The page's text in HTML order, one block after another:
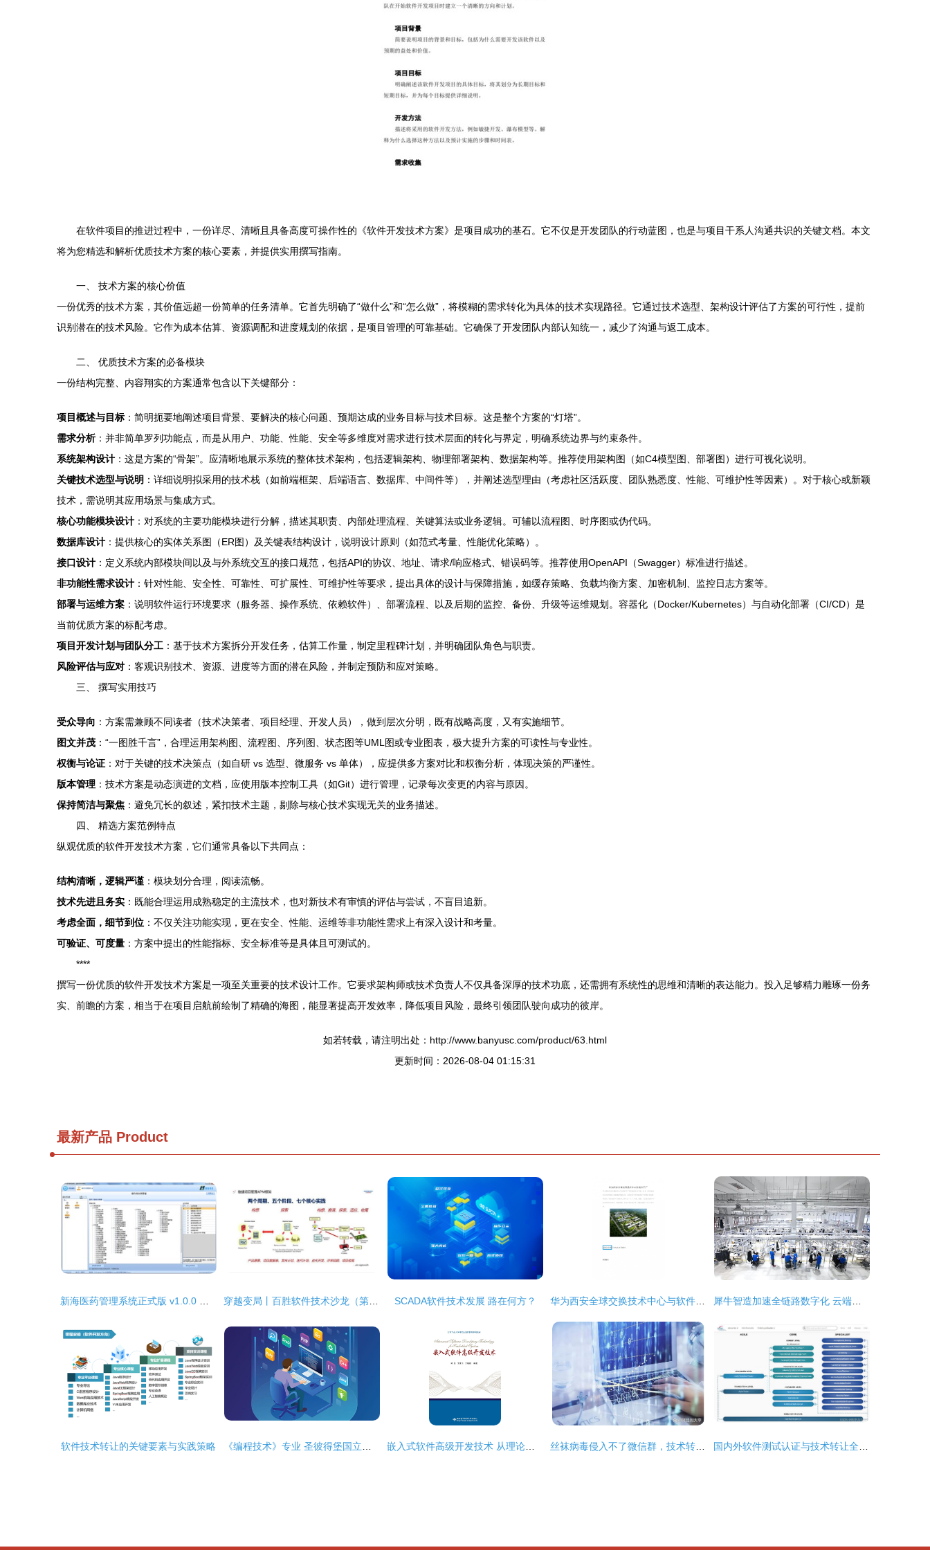
在软件项目的推进过程中，一份详尽、清晰且具备高度可操作性的《软件开发技术方案》是项目成功的基石。它不仅是开发团队的行动蓝图，也是与项目干系人沟通共识的关键文档。本文
将为您精选和解析优质技术方案的核心要素，并提供实用撰写指南。
一、 技术方案的核心价值
一份优秀的技术方案，其价值远超一份简单的任务清单。它首先明确了“做什么”和“怎么做”，将模糊的需求转化为具体的技术实现路径。它通过技术选型、架构设计评估了方案的可行性，提前
识别潜在的技术风险。它作为成本估算、资源调配和进度规划的依据，是项目管理的可靠基础。它确保了开发团队内部认知统一，减少了沟通与返工成本。
二、 优质技术方案的必备模块
一份结构完整、内容翔实的方案通常包含以下关键部分：
项目概述与目标 ：简明扼要地阐述项目背景、要解决的核心问题、预期达成的业务目标与技术目标。这是整个方案的“灯塔”。
需求分析：并非简单罗列功能点，而是从用户、功能、性能、安全等多维度对需求进行技术层面的转化与界定，明确系统边界与约束条件。
系统架构设计 ：这是方案的“骨架”。应清晰地展示系统的整体技术架构，包括逻辑架构、物理部署架构、数据架构等。推荐使用架构图（如C4模型图、部署图）进行可视化说明。
关键技术选型与说明 ：详细说明拟采用的技术栈（如前端框架、后端语言、数据库、中间件等），并阐述选型理由（考虑社区活跃度、团队熟悉度、性能、可维护性等因素）。对于核心或新颖
技术，需说明其应用场景与集成方式。
核心功能模块设计 ：对系统的主要功能模块进行分解，描述其职责、内部处理流程、关键算法或业务逻辑。可辅以流程图、时序图或伪代码。
数据库设计 ：提供核心的实体关系图（ER图）及关键表结构设计，说明设计原则（如范式考量、性能优化策略）。
接口设计 ：定义系统内部模块间以及与外系统交互的接口规范，包括API的协议、地址、请求/响应格式、错误码等。推荐使用OpenAPI（Swagger）标准进行描述。
非功能性需求设计 ：针对性能、安全性、可靠性、可扩展性、可维护性等要求，提出具体的设计与保障措施，如缓存策略、负载均衡方案、加密机制、监控日志方案等。
部署与运维方案 ：说明软件运行环境要求（服务器、操作系统、依赖软件）、部署流程、以及后期的监控、备份、升级等运维规划。容器化（Docker/Kubernetes）与自动化部署（CI/CD）是
当前优质方案的标配考虑。
项目开发计划与团队分工 ：基于技术方案拆分开发任务，估算工作量，制定里程碑计划，并明确团队角色与职责。
风险评估与应对 ：客观识别技术、资源、进度等方面的潜在风险，并制定预防和应对策略。
三、 撰写实用技巧
受众导向 ：方案需兼顾不同读者（技术决策者、项目经理、开发人员），做到层次分明，既有战略高度，又有实施细节。
图文并茂 ：“一图胜千言”，合理运用架构图、流程图、序列图、状态图等UML图或专业图表，极大提升方案的可读性与专业性。
权衡与论证 ：对于关键的技术决策点（如自研 vs 选型、微服务 vs 单体），应提供多方案对比和权衡分析，体现决策的严谨性。
版本管理 ：技术方案是动态演进的文档，应使用版本控制工具（如Git）进行管理，记录每次变更的内容与原因。
保持简洁与聚焦 ：避免冗长的叙述，紧扣技术主题，剔除与核心技术实现无关的业务描述。
四、 精选方案范例特点
纵观优质的软件开发技术方案，它们通常具备以下共同点：
结构清晰，逻辑严谨 ：模块划分合理，阅读流畅。
技术先进且务实 ：既能合理运用成熟稳定的主流技术，也对新技术有审慎的评估与尝试，不盲目追新。
考虑全面，细节到位 ：不仅关注功能实现，更在安全、性能、运维等非功能性需求上有深入设计和考量。
可验证、可度量 ：方案中提出的性能指标、安全标准等是具体且可测试的。
****
撰写一份优质的软件开发技术方案是一项至关重要的技术设计工作。它要求架构师或技术负责人不仅具备深厚的技术功底，还需拥有系统性的思维和清晰的表达能力。投入足够精力雕琢一份务
实、前瞻的方案，相当于在项目启航前绘制了精确的海图，能显著提高开发效率，降低项目风险，最终引领团队驶向成功的彼岸。
如若转载，请注明出处：http://www.banyusc.com/product/63.html
更新时间：2026-08-04 01:15:31
最新产品 Product
SCADA软件技术发展 路在何方？
软件技术转让的关键要素与实践策略